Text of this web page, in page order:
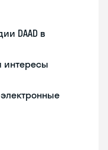
DAAD в
интересы